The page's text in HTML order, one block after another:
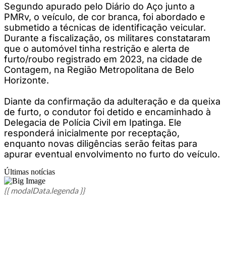
Segundo apurado pelo Diário do Aço junto a
PMRv, o veículo, de cor branca, foi abordado e
submetido a técnicas de identificação veicular.
Durante a fiscalização, os militares constataram
que o automóvel tinha restrição e alerta de
furto/roubo registrado em 2023, na cidade de
Contagem, na Região Metropolitana de Belo
Horizonte.
Diante da confirmação da adulteração e da queixa
de furto, o condutor foi detido e encaminhado à
Delegacia de Polícia Civil em Ipatinga. Ele
responderá inicialmente por receptação,
enquanto novas diligências serão feitas para
apurar eventual envolvimento no furto do veículo.
Últimas notícias
{{ modalData.legenda }}